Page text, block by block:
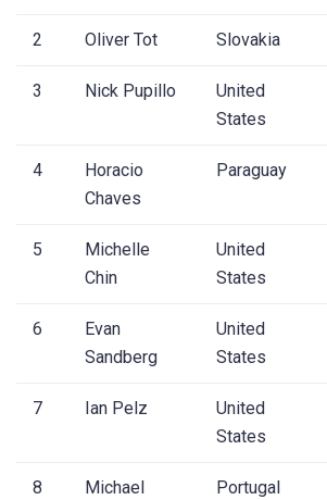
2 Oliver Tot Slovakia
3 Nick Pupillo
United
States
4
Horacio
Chaves
Paraguay
5
Michelle
Chin
United
States
6
Evan
Sandberg
United
States
7 Ian Pelz
United
States
8
Michael
Portugal